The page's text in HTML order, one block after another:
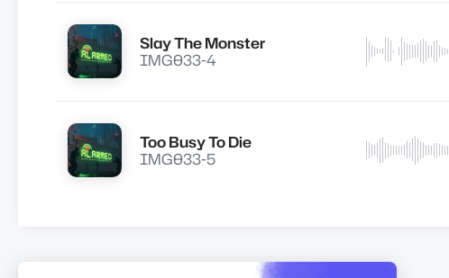
Lire
Slay The Monster
IMG033-4
Lire
Too Busy To Die
IMG033-5